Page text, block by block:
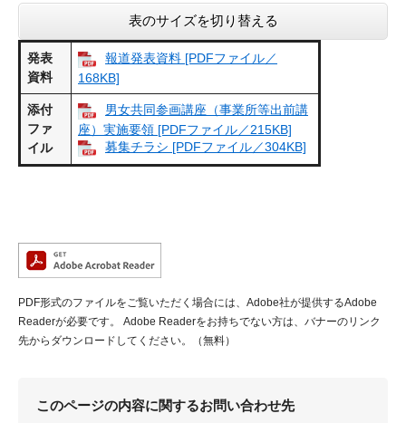
表のサイズを切り替える
発表
資料
報道発表資料 [PDFファイル／
168KB]
添付
ファ
イル
男女共同参画講座（事業所等出前講
座）実施要領 [PDFファイル／215KB]
募集チラシ [PDFファイル／304KB]
PDF形式のファイルをご覧いただく場合には、Adobe社が提供するAdobe
Readerが必要です。
Adobe Readerをお持ちでない方は、バナーのリンク
先からダウンロードしてください。（無料）
このページの内容に関するお問い合わせ先